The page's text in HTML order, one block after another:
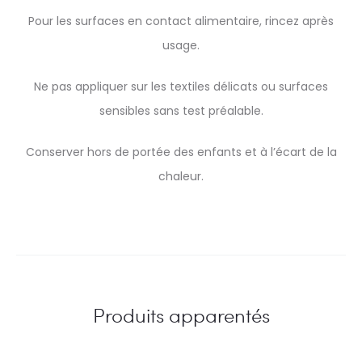
Pour les surfaces en contact alimentaire, rincez après
usage.
Ne pas appliquer sur les textiles délicats ou surfaces
sensibles sans test préalable.
Conserver hors de portée des enfants et à l’écart de la
chaleur.
Produits apparentés